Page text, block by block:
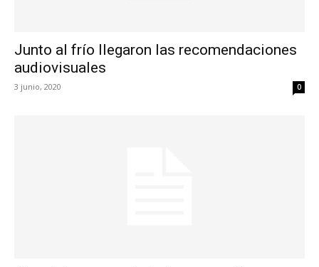
Junto al frío llegaron las recomendaciones
audiovisuales
3 junio, 2020 0